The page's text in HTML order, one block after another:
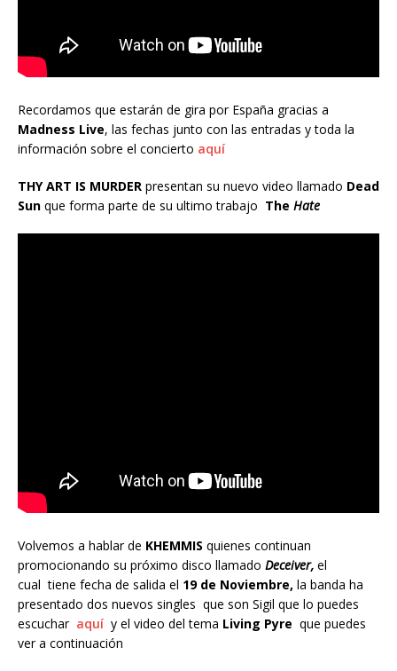
Recordamos que estarán de gira por España gracias a
Madness Live, las fechas junto con las entradas y toda la
información sobre el concierto aquí
THY ART IS MURDER presentan su nuevo video llamado Dead
Sun que forma parte de su ultimo trabajo The Hate
Volvemos a hablar de KHEMMIS quienes continuan
promocionando su próximo disco llamado Deceiver, el
cual tiene fecha de salida el 19 de Noviembre, la banda ha
presentado dos nuevos singles que son Sigil que lo puedes
escuchar aquí y el video del tema Living Pyre que puedes
ver a continuación